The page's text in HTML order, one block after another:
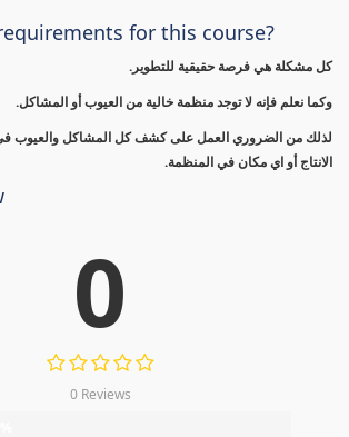
for this course?
كل مشكلة هي فرصة حقيقية للتطوير.
وكما نعلم فإنه لا توجد منظمة خالية من العيوب أو المشاكل.
لذلك من الضروري العمل على كشف كل المشاكل والعيوب في
الانتاج أو اي مكان في المنظمة.
0
0 Reviews